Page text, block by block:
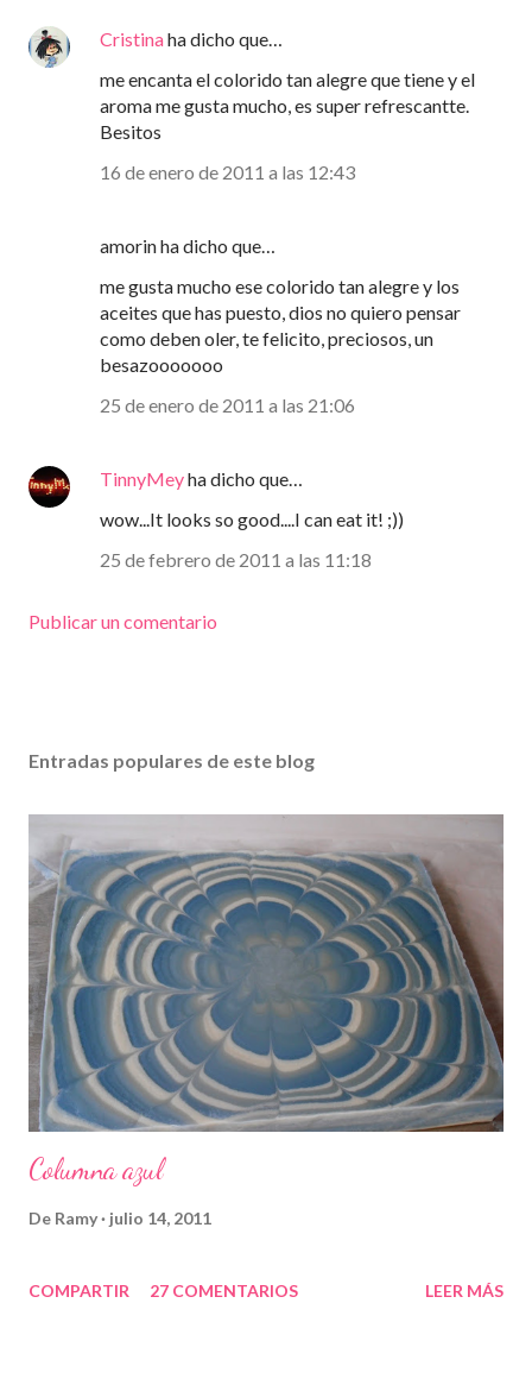
Cristinaha dicho que…
me encanta el colorido tan alegre que tiene y el
aroma me gusta mucho, es super refrescantte.
Besitos
16 de enero de 2011 a las 12:43
amorin ha dicho que…
me gusta mucho ese colorido tan alegre y los
aceites que has puesto, dios no quiero pensar
como deben oler, te felicito, preciosos, un
besazooooooo
25 de enero de 2011 a las 21:06
TinnyMeyha dicho que…
wow...It looks so good....I can eat it! ;))
25 de febrero de 2011 a las 11:18
Publicar un comentario
Entradas populares de este blog
Columna azul
De Ramy julio 14, 2011
COMPARTIR 27 COMENTARIOS LEER MÁS